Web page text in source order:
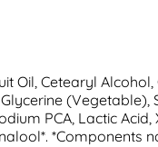
Oil, Cetearyl
(Vegetable),
PCA, Lactic Acid,
*Components